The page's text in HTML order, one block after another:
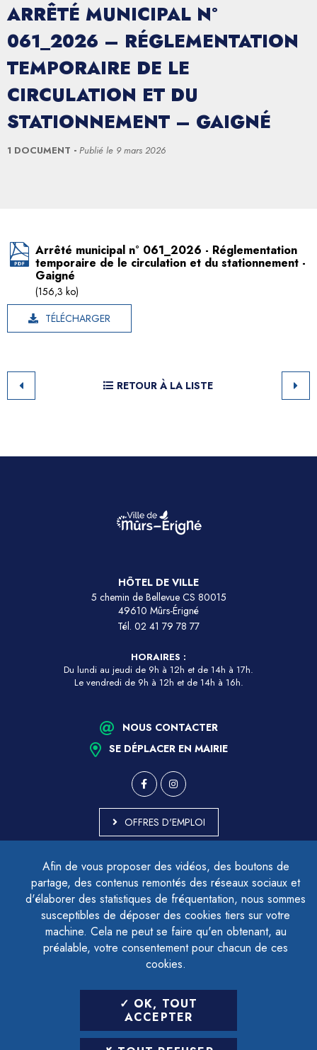
Afin de vous proposer des vidéos, des boutons de
partage, des contenus remontés des réseaux sociaux et
d'élaborer des statistiques de fréquentation, nous sommes
susceptibles de déposer des cookies tiers sur votre
machine. Cela ne peut se faire qu'en obtenant, au
préalable, votre consentement pour chacun de ces
cookies.
OK, TOUT
ACCEPTER
ARRÊTÉ MUNICIPAL N°
061_2026 – RÉGLEMENTATION
TEMPORAIRE DE LE
CIRCULATION ET DU
STATIONNEMENT – GAIGNÉ
1 DOCUMENT Publié le 9 mars 2026
Arrêté municipal n° 061_2026 - Réglementation
temporaire de le circulation et du stationnement -
Gaigné
(156,3 ko)
TÉLÉCHARGER
RETOUR À LA LISTE
HÔTEL DE VILLE
5 chemin de Bellevue CS 80015
49610 Mûrs-Érigné
Tél. 02 41 79 78 77
HORAIRES :
Du lundi au jeudi de 9h à 12h et de 14h à 17h.
Le vendredi de 9h à 12h et de 14h à 16h.
NOUS CONTACTER
SE DÉPLACER EN MAIRIE
OFFRES D'EMPLOI
ACCESSIBILITÉ - PARTIELLEMENT CONFORME
PLAN DU SITE
MENTIONS LÉGALES
CONTACTER LE DÉLÉGUÉ À LA PROTECTION DES DONNÉES
GESTION DES COOKIES
LETTRE D'INFORMATION
SAISIR VOTRE ADRESSE E-MAIL
POUR VOUS INSCRIRE :